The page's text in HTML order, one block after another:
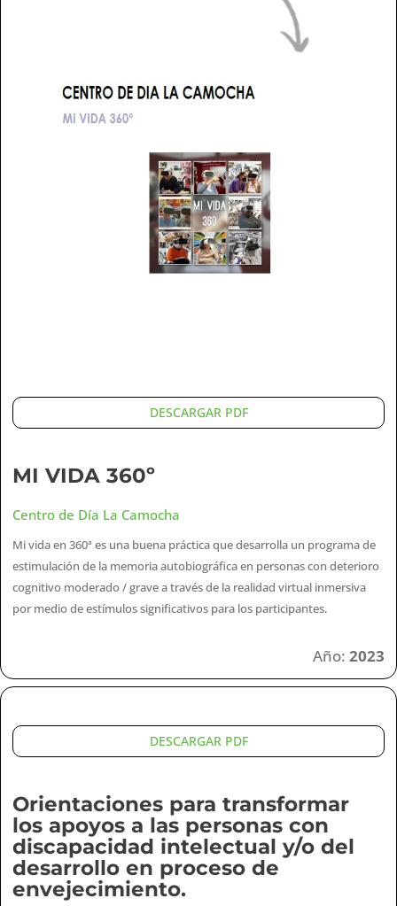
DESCARGAR PDF
MI VIDA 360º
Centro de Día La Camocha
Mi vida en 360ª es una buena práctica que desarrolla un programa de
estimulación de la memoria autobiográfica en personas con deterioro
cognitivo moderado / grave a través de la realidad virtual inmersiva
por medio de estímulos significativos para los participantes.
Año: 2023
DESCARGAR PDF
Orientaciones para transformar
los apoyos a las personas con
discapacidad intelectual y/o del
desarrollo en proceso de
envejecimiento.